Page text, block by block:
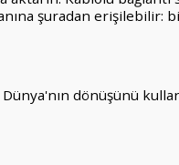
şuradan erişilebilir:
dönüşünü